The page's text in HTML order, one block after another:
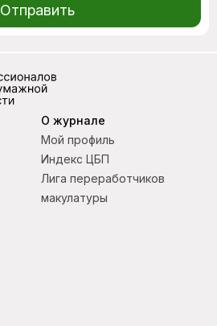
Отправить
О журнале
Мой профиль
Индекс ЦБП
Лига переработчиков
макулатуры